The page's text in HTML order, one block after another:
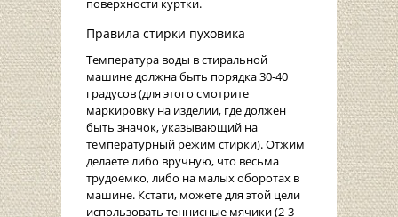
поверхности куртки.
Правила стирки пуховика
Температура воды в стиральной
машине должна быть порядка 30-40
градусов (для этого смотрите
маркировку на изделии, где должен
быть значок, указывающий на
температурный режим стирки). Отжим
делаете либо вручную, что весьма
трудоемко, либо на малых оборотах в
машине. Кстати, можете для этой цели
использовать теннисные мячики (2-3